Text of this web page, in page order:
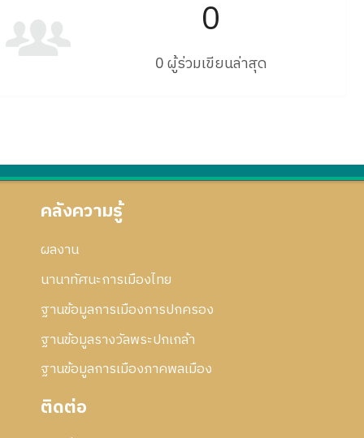
0
0 ผู้ร่วมเขียนล่าสุด
คลังความรู้
ผลงาน
นานาทัศนะการเมืองไทย
ฐานข้อมูลการเมืองการปกครอง
ฐานข้อมูลรางวัลพระปกเกล้า
ฐานข้อมูลการเมืองภาคพลเมือง
ติดต่อ